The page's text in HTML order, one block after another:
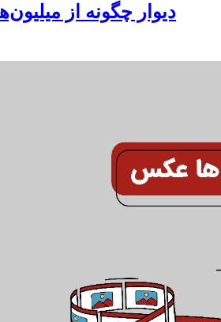
دیوار چگونه از